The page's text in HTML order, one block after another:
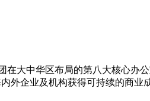
大中华区布局的第八大核心办
外企业及机构获得可持续的商业